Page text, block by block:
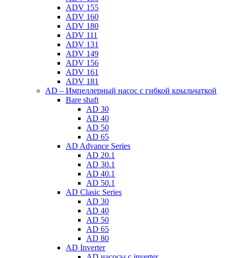
ADV 155
ADV 160
ADV 180
ADV 111
ADV 131
ADV 149
ADV 156
ADV 161
ADV 181
AD – Импеллерный насос с гибкой крыльчаткой
Bare shaft
AD 30
AD 40
AD 50
AD 65
AD Advance Series
AD 20.1
AD 30.1
AD 40.1
AD 50.1
AD Clasic Series
AD 30
AD 40
AD 50
AD 65
AD 80
AD Inverter